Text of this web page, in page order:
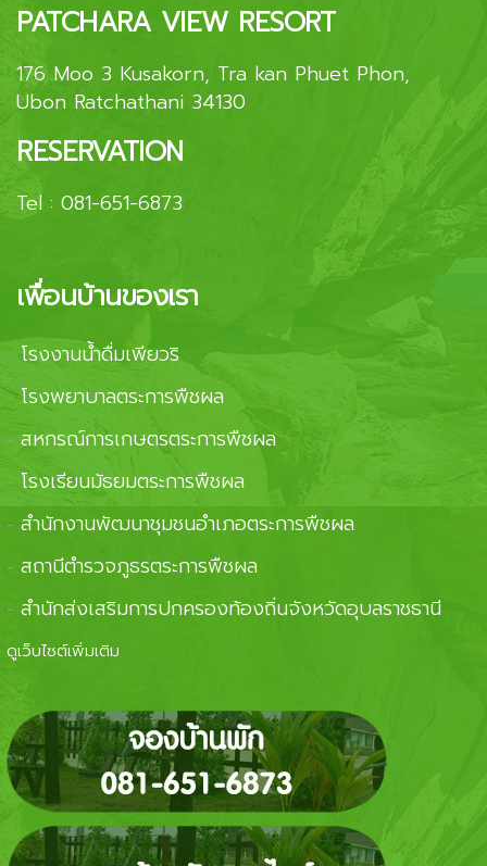
PATCHARA VIEW RESORT
176 Moo 3 Kusakorn, Tra kan Phuet Phon,
Ubon Ratchathani 34130
RESERVATION
Tel : 081-651-6873
เพื่อนบ้านของเรา
-โรงงานน้ำดื่มเพียวริ
- โรงพยาบาลตระการพืชผล
- สหกรณ์การเกษตรตระการพืชผล
- โรงเรียนมัธยมตระการพืชผล
- สำนักงานพัฒนาชุมชนอำเภอตระการพืชผล
- สถานีตำรวจภูธรตระการพืชผล
- สำนักส่งเสริมการปกครองท้องถิ่นจังหวัดอุบลราชธานี
ดูเว็บไซต์เพิ่มเติม